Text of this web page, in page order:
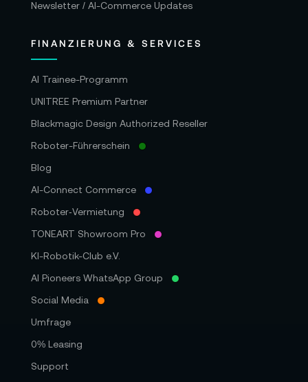
Newsletter / AI-Commerce Updates
FINANZIERUNG & SERVICES
AI Trainee-Programm
UNITREE Premium Partner
Blackmagic Design Authorized Reseller
Roboter-Führerschein
Blog
AI-Connect Commerce
Roboter‑Vermietung
TONEART Showroom Pro
KI-Robotik-Club e.V.
AI Pioneers WhatsApp Group
Social Media
Umfrage
0% Leasing
Support